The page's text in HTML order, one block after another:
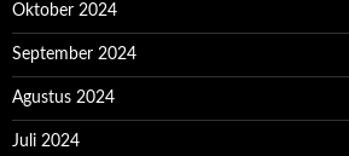
Oktober 2024
September 2024
Agustus 2024
Juli 2024